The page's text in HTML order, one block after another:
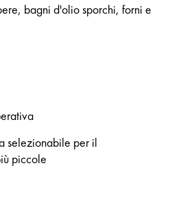
bagni d'olio sporchi, forni e
selezionabile per il
piccole